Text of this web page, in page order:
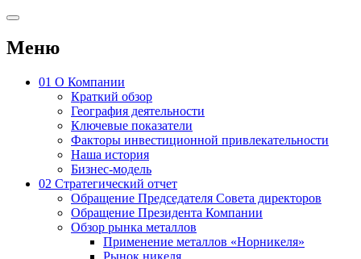
Меню
01 О Компании
Краткий обзор
География деятельности
Ключевые показатели
Факторы инвестиционной привлекательности
Наша история
Бизнес-модель
02 Стратегический отчет
Обращение Председателя Совета директоров
Обращение Президента Компании
Обзор рынка металлов
Применение металлов «Норникеля»
Рынок никеля